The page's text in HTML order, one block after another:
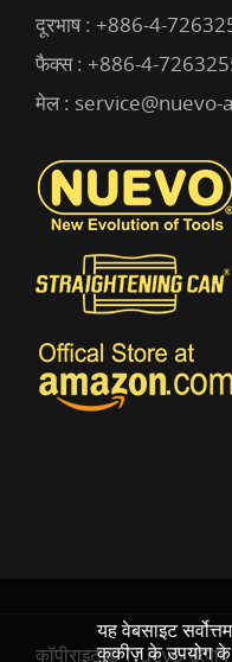
यह वेबसाइट
कुकीज़ के उपयोग के
दूरभाष : +886-4-
फैक्स : +886-4-
मेल :
कॉपीराइट © Nuevo